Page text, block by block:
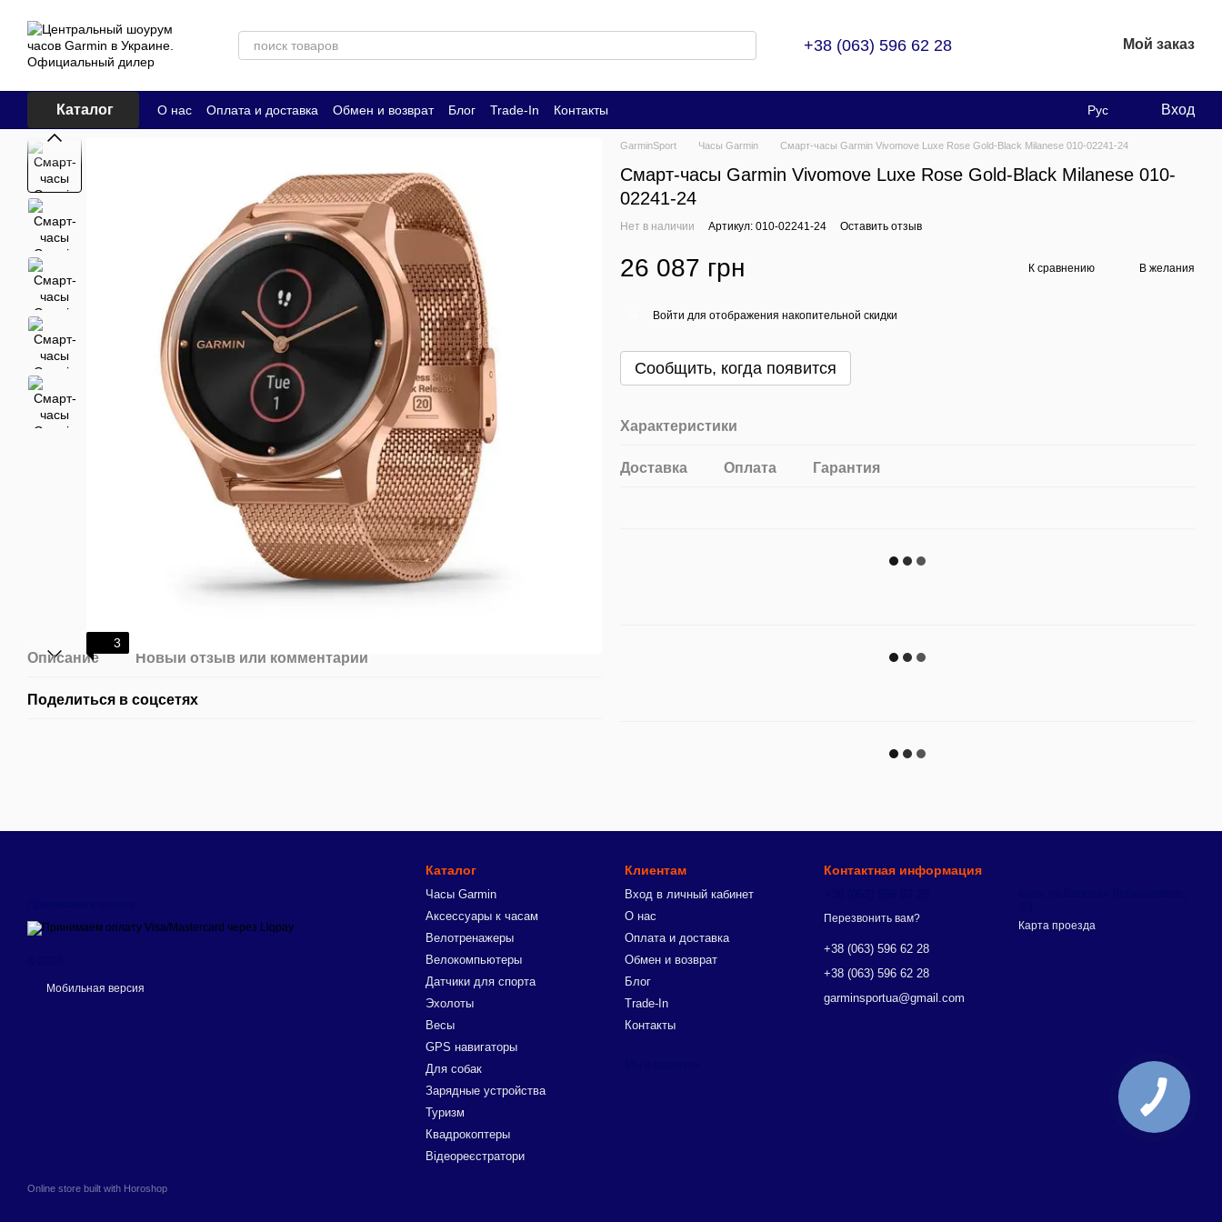
+38 (063) 596 62 28 Мой заказ
Каталог О нас Оплата и доставка Обмен и возврат Блог Trade-In Контакты Рус Вход
3
Описание Новый отзыв или комментарий
Поделиться в соцсетях
GarminSport Часы Garmin Смарт-часы Garmin Vivomove Luxe Rose Gold-Black Milanese 010-02241-24
Смарт-часы Garmin Vivomove Luxe Rose Gold-Black Milanese 010-
02241-24
Нет в наличии Артикул: 010-02241-24 Оставить отзыв
26 087 грн К сравнению В желания
Войти для отображения накопительной скидки
Сообщить, когда появится
Характеристики
Доставка Оплата Гарантия
Мобильная версия
Online store built with Horoshop
Каталог
Часы Garmin
Аксессуары к часам
Велотренажеры
Велокомпьютеры
Датчики для спорта
Эхолоты
Весы
GPS навигаторы
Для собак
Зарядные устройства
Туризм
Квадрокоптеры
Відеореєстратори
Клиентам
Вход в личный кабинет
О нас
Оплата и доставка
Обмен и возврат
Блог
Trade-In
Контакты
Контактная информация
Перезвонить вам?
+38 (063) 596 62 28
+38 (063) 596 62 28
garminsportua@gmail.com
Карта проезда